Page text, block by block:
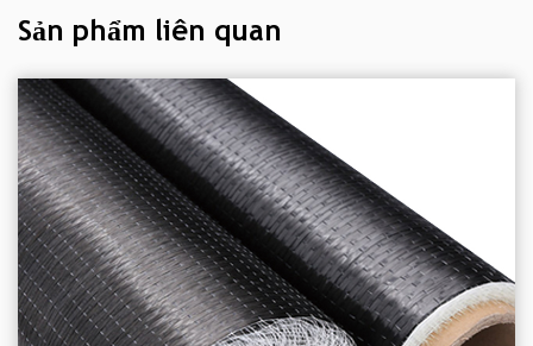
Sản phẩm liên quan